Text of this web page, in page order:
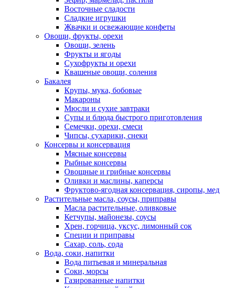
Восточные сладости
Сладкие игрушки
Жвачки и освежающие конфеты
Овощи, фрукты, орехи
Овощи, зелень
Фрукты и ягоды
Сухофрукты и орехи
Квашеные овощи, соления
Бакалея
Крупы, мука, бобовые
Макароны
Мюсли и сухие завтраки
Супы и блюда быстрого приготовления
Семечки, орехи, смеси
Чипсы, сухарики, снеки
Консервы и консервация
Мясные консервы
Рыбные консервы
Овощные и грибные консервы
Оливки и маслины, каперсы
Фруктово-ягодная консервация, сиропы, мед
Растительные масла, соусы, приправы
Масла растительные, оливковые
Кетчупы, майонезы, соусы
Хрен, горчица, уксус, лимонный сок
Специи и приправы
Сахар, соль, сода
Вода, соки, напитки
Вода питьевая и минеральная
Соки, морсы
Газированные напитки